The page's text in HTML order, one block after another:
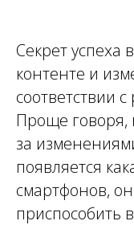
Секрет успеха
контенте и
соответствии
Проще говоря,
за
появляется
смартфонов,
приспособить